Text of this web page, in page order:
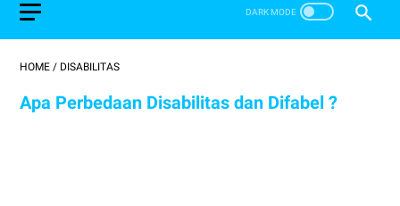
HOME / DISABILITAS
Apa Perbedaan Disabilitas dan Difabel ?